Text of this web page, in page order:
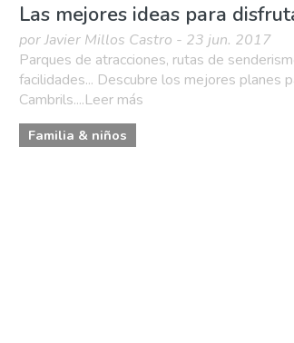
Las mejores ideas para
por Javier Millos Castro - 23 jun. 2017
Parques de atracciones, rutas de
facilidades... Descubre los mejores planes
Cambrils....Leer más
Familia & niños